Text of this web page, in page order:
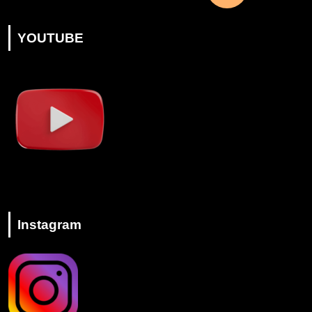
YOUTUBE
Instagram